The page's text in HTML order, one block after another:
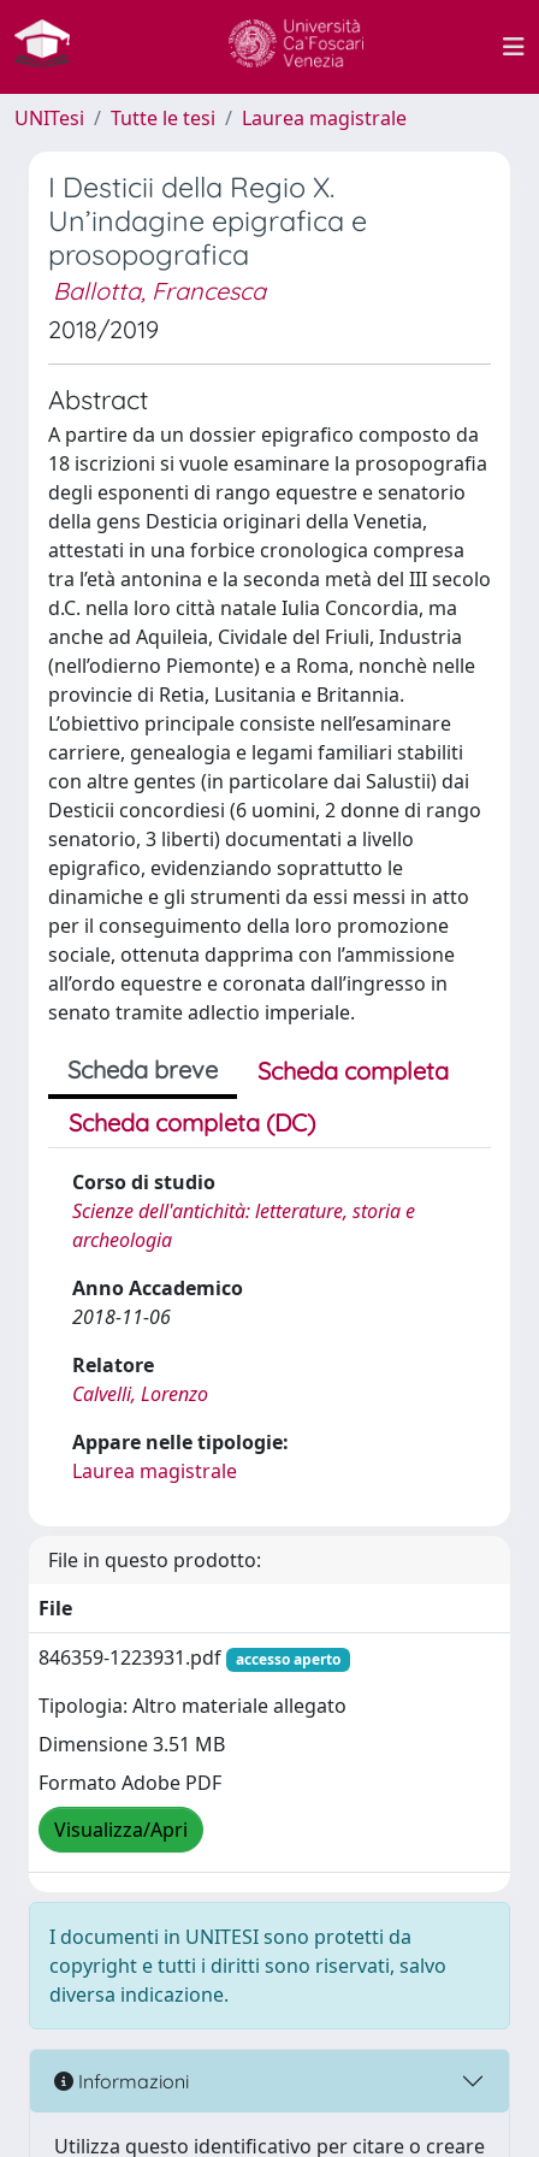
UNITesi Tutte le tesi Laurea magistrale
I Desticii della Regio X.
Un’indagine epigrafica e
prosopografica
Ballotta, Francesca
2018/2019
Abstract
A partire da un dossier epigrafico composto da
18 iscrizioni si vuole esaminare la prosopografia
degli esponenti di rango equestre e senatorio
della gens Desticia originari della Venetia,
attestati in una forbice cronologica compresa
tra l’età antonina e la seconda metà del III secolo
d.C. nella loro città natale Iulia Concordia, ma
anche ad Aquileia, Cividale del Friuli, Industria
(nell’odierno Piemonte) e a Roma, nonchè nelle
provincie di Retia, Lusitania e Britannia.
L’obiettivo principale consiste nell’esaminare
carriere, genealogia e legami familiari stabiliti
con altre gentes (in particolare dai Salustii) dai
Desticii concordiesi (6 uomini, 2 donne di rango
senatorio, 3 liberti) documentati a livello
epigrafico, evidenziando soprattutto le
dinamiche e gli strumenti da essi messi in atto
per il conseguimento della loro promozione
sociale, ottenuta dapprima con l’ammissione
all’ordo equestre e coronata dall’ingresso in
senato tramite adlectio imperiale.
Scheda breve
Scheda completa
Scheda completa (DC)
Corso di studio
Scienze dell'antichità: letterature, storia e
archeologia
Anno Accademico
2018-11-06
Relatore
Calvelli, Lorenzo
Appare nelle tipologie:
Laurea magistrale
File in questo prodotto:
File
846359-1223931.pdf
accesso aperto
Tipologia: Altro materiale allegato
Dimensione 3.51 MB
Formato Adobe PDF
Visualizza/Apri
I documenti in UNITESI sono protetti da
copyright e tutti i diritti sono riservati, salvo
diversa indicazione.
Informazioni
Utilizza questo identificativo per citare o creare